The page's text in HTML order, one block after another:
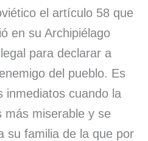
el artículo 58 que
en su Archipiélago
para declarar a
del pueblo. Es
inmediatos cuando la
más miserable y se
su familia de la que por